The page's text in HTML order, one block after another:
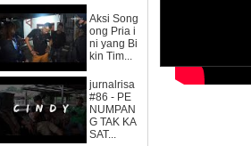
Aksi Song
ong Pria i
ni yang Bi
kin Tim...
jurnalrisa
#86 - PE
NUMPAN
G TAK KA
SAT...